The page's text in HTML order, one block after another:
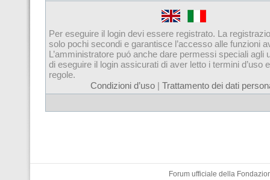
Per eseguire il login devi essere registrato. La
solo pochi secondi e garantisce l’accesso alle funzioni
L’amministratore puó anche dare permessi speciali agli
di eseguire il login assicurati di aver letto i termini d’uso
regole.
Condizioni d’uso | Trattamento dei dati
Forum ufficiale della